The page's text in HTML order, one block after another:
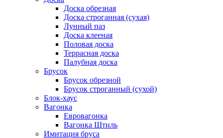
Доска обрезная
Доска строганная (сухая)
Лунный паз
Доска клееная
Половая доска
Террасная доска
Палубная доска
Брусок
Брусок обрезной
Брусок строганный (сухой)
Блок-хаус
Вагонка
Евровагонка
Вагонка Штиль
Имитация бруса